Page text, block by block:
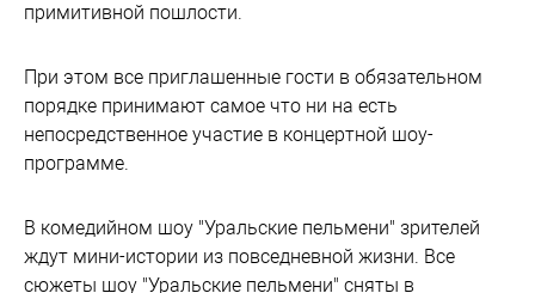
примитивной пошлости.
При этом все приглашенные гости в обязательном
порядке принимают самое что ни на есть
непосредственное участие в концертной шоу-
программе.
В комедийном шоу "Уральские пельмени" зрителей
ждут мини-истории из повседневной жизни. Все
сюжеты шоу "Уральские пельмени" сняты в